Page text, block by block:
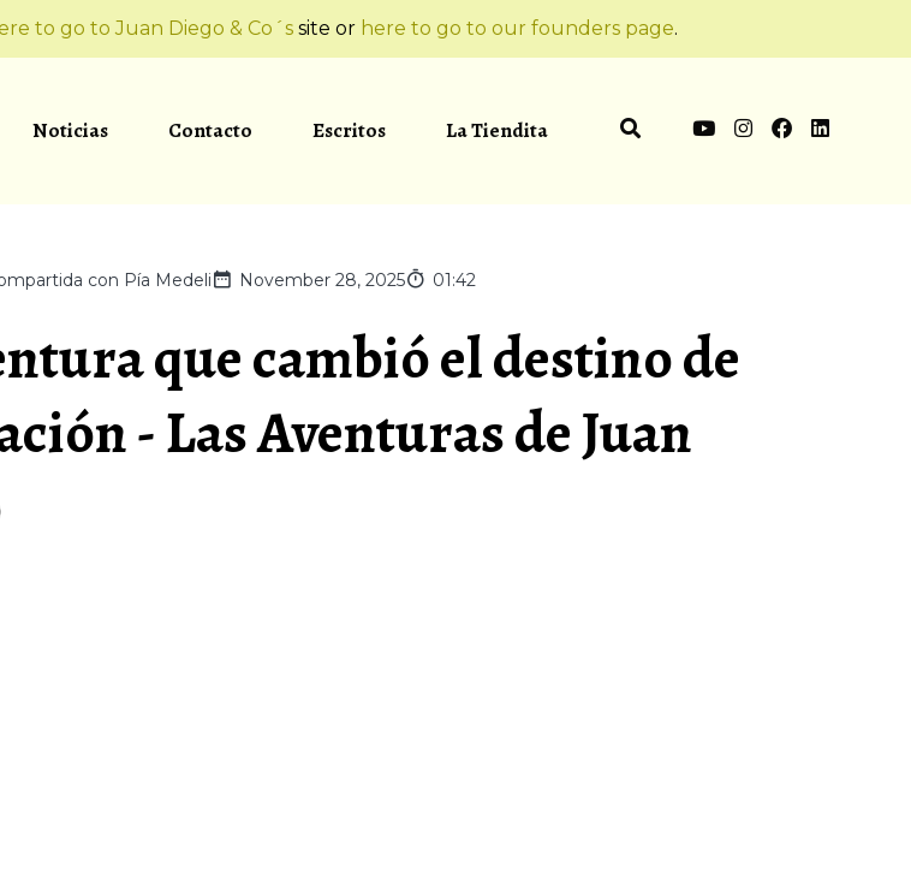
to go to Juan Diego & Co´s site or here to go to our founders page.
Noticias Contacto Escritos La Tiendita
con Pía Medeli November 28, 2025 01:42
que cambió el destino de
- Las Aventuras de Juan